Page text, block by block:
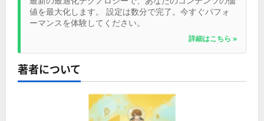
値を最大化します。 設定は数分で完了。今すぐパフォ
ーマンスを体験してください。
詳細はこちら »
著者について